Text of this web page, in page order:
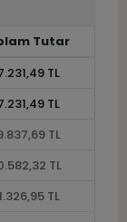
Tutar
TL
TL
TL
TL
TL